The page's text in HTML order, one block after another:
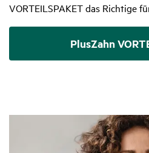
VORTEILSPAKET das Richtige
PlusZahn